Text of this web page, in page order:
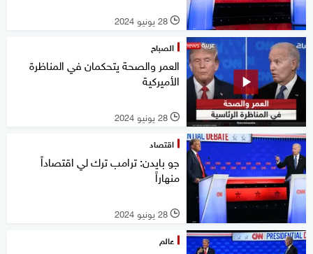
l 28 يونيو 2024
الصباح
العمر والصحة يتحكمان في المناظرة
الأميركية
l 28 يونيو 2024
اقتصاد
جو بايدن: ترامب ترك لي اقتصاداً
منهاراً
l 28 يونيو 2024
عالم